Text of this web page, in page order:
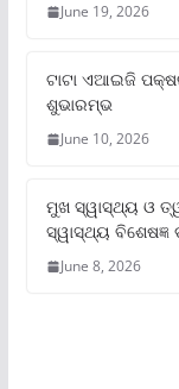
June 19, 2026
ଟାଟା ଏଆଇଜି
ଶୁଭାରମ୍ଭ
June 10, 2026
ମୁଖ ସ୍ୱାସ୍ଥ୍ୟ ଓ
ସ୍ୱାସ୍ଥ୍ୟ
June 8, 2026